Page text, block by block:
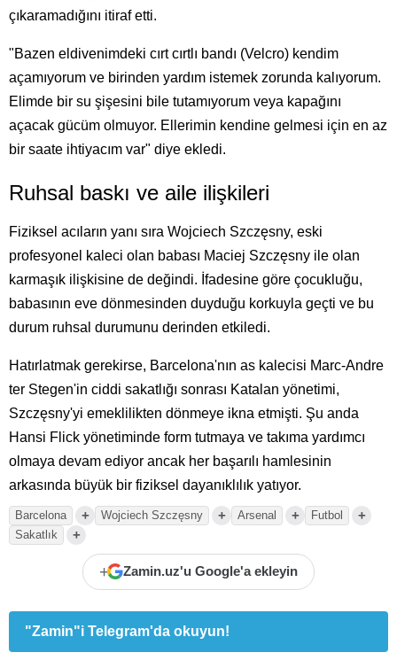
çıkaramadığını itiraf etti.
"Bazen eldivenimdeki cırt cırtlı bandı (Velcro) kendim
açamıyorum ve birinden yardım istemek zorunda kalıyorum.
Elimde bir su şişesini bile tutamıyorum veya kapağını
açacak gücüm olmuyor. Ellerimin kendine gelmesi için en az
bir saate ihtiyacım var" diye ekledi.
Ruhsal baskı ve aile ilişkileri
Fiziksel acıların yanı sıra Wojciech Szczęsny, eski
profesyonel kaleci olan babası Maciej Szczęsny ile olan
karmaşık ilişkisine de değindi. İfadesine göre çocukluğu,
babasının eve dönmesinden duyduğu korkuyla geçti ve bu
durum ruhsal durumunu derinden etkiledi.
Hatırlatmak gerekirse, Barcelona'nın as kalecisi Marc-Andre
ter Stegen'in ciddi sakatlığı sonrası Katalan yönetimi,
Szczęsny'yi emeklilikten dönmeye ikna etmişti. Şu anda
Hansi Flick yönetiminde form tutmaya ve takıma yardımcı
olmaya devam ediyor ancak her başarılı hamlesinin
arkasında büyük bir fiziksel dayanıklılık yatıyor.
Barcelona + Wojciech Szczęsny + Arsenal + Futbol +
Sakatlık +
+ Zamin.uz'u Google'a ekleyin
"Zamin"i Telegram'da okuyun!